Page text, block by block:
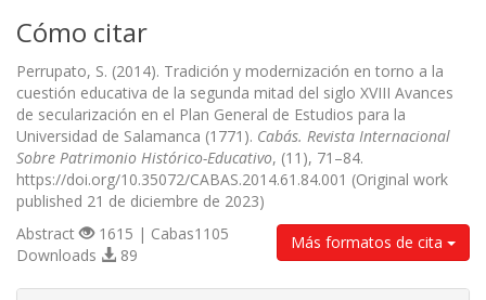
Cómo citar
Perrupato, S. (2014). Tradición y modernización en torno a la
cuestión educativa de la segunda mitad del siglo XVIII Avances
de secularización en el Plan General de Estudios para la
Universidad de Salamanca (1771). Cabás. Revista Internacional
Sobre Patrimonio Histórico-Educativo, (11), 71–84.
https://doi.org/10.35072/CABAS.2014.61.84.001 (Original work
published 21 de diciembre de 2023)
Más formatos de cita
Abstract
1615 | Cabas1105
Downloads
89